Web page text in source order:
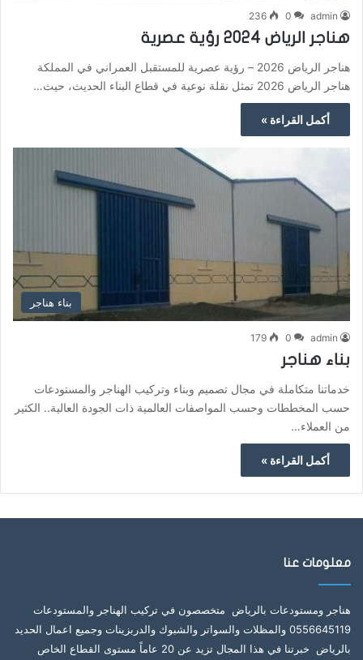
admin
0
236
هناجر الرياض 2024 رؤية عصرية
هناجر الرياض 2026 – رؤية عصرية للمستقبل العمراني في المملكة
هناجر الرياض 2026 تمثل نقلة نوعية في قطاع البناء الحديث، حيث…
أكمل القراءة »
بناء هناجر
admin
0
179
بناء هناجر
خدماتنا متكاملة في مجال تصميم وبناء وتركيب الهناجر والمستودعات
حسب المخططات وحسب المواصفات العالمية ذات الجودة العالية.. الكثير
من العملاء…
أكمل القراءة »
معلومات عنا
هناجر ومستودعات بالرياض متخصصون في تركيب الهناجر والمستودعات
0556645119 والمظلات والسواتر والشبوك والدربزينات وجميع اعمال الحديد
بالرياض خبرتنا في هذا المجال تزيد عن 20 عاماً مستوى القطاع الخاص